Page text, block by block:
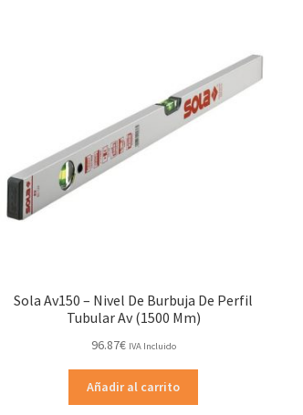
Sola Av150 – Nivel De Burbuja De Perfil
Tubular Av (1500 Mm)
96.87€ IVA Incluido
Añadir al carrito